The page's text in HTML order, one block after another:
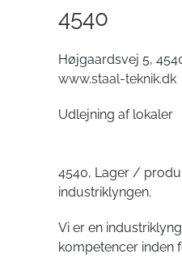
4540
Højgaardsvej 5,
www.staal-teknik.dk
Udlejning af lokaler
4540, Lager /
industriklyngen.
Vi er en
kompetencer inden